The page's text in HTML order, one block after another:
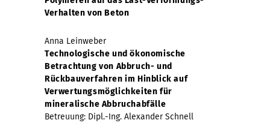
Verhalten von Beton
Anna Leinweber
Technologische und ökonomische
Betrachtung von Abbruch- und
Rückbauverfahren im Hinblick auf
Verwertungsmöglichkeiten für
mineralische Abbruchabfälle
Betreuung: Dipl.-Ing. Alexander Schnell